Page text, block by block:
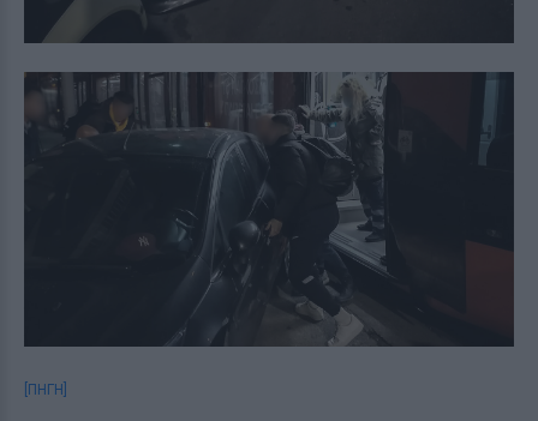
[ΠΗΓΗ]